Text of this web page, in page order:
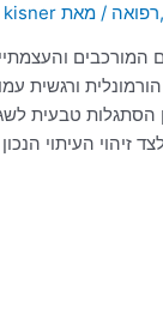
,רפואה / מאתkisner
ורגשית
הסתגלות טבעית
העיתוי